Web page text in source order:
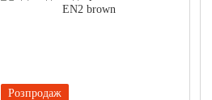
Розпродаж